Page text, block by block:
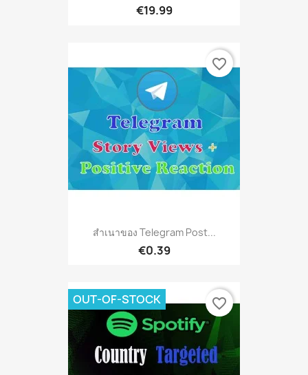
€19.99
สำเนาของ Telegram Post...
€0.39
favorite_border
OUT-OF-STOCK favorite_border